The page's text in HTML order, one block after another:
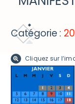
DÉCOUVRIR
ACCÈS RAPIDE
Catégorie :
Cliquez sur